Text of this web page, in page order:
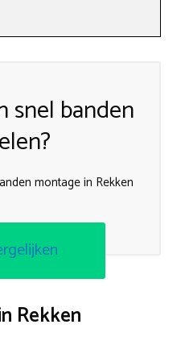
snel banden
montage in Rekken
Rekken